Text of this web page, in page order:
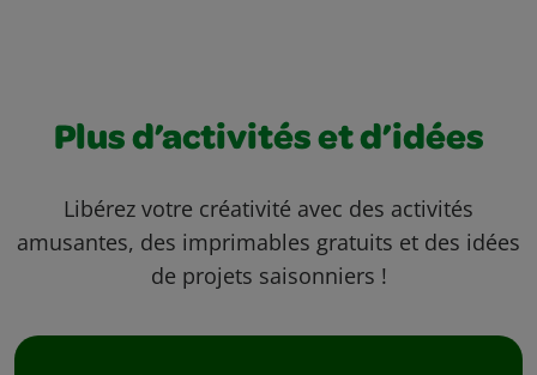
Plus d’activités et d’idées
Libérez votre créativité avec des activités
amusantes, des imprimables gratuits et des idées
de projets saisonniers !